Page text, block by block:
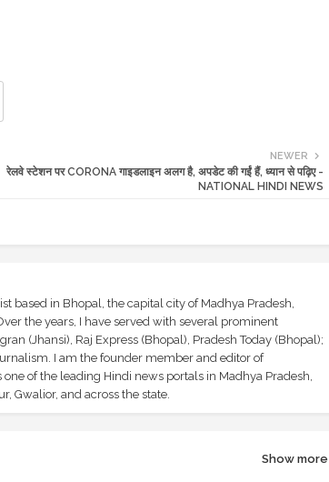
NEWER
रेलवे स्टेशन पर CORONA गाइडलाइन अलग है, अपडेट की गईं हैं, ध्यान से पढ़िए -
NATIONAL HINDI NEWS
based in Bhopal, the capital city of Madhya Pradesh,
the years, I have served with several prominent
(Jhansi), Raj Express (Bhopal), Pradesh Today (Bhopal);
I am the founder member and editor of
of the leading Hindi news portals in Madhya Pradesh,
Gwalior, and across the state.
Show more